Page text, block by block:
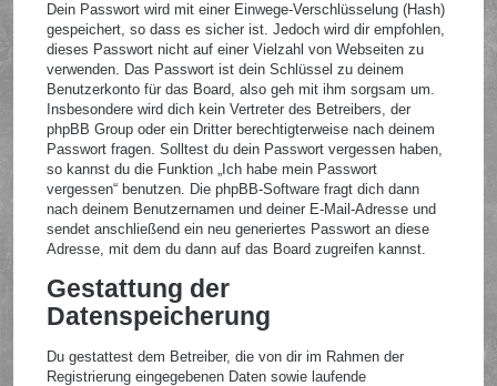
Dein Passwort wird mit einer Einwege-Verschlüsselung (Hash)
gespeichert, so dass es sicher ist. Jedoch wird dir empfohlen,
dieses Passwort nicht auf einer Vielzahl von Webseiten zu
verwenden. Das Passwort ist dein Schlüssel zu deinem
Benutzerkonto für das Board, also geh mit ihm sorgsam um.
Insbesondere wird dich kein Vertreter des Betreibers, der
phpBB Group oder ein Dritter berechtigterweise nach deinem
Passwort fragen. Solltest du dein Passwort vergessen haben,
so kannst du die Funktion „Ich habe mein Passwort
vergessen“ benutzen. Die phpBB-Software fragt dich dann
nach deinem Benutzernamen und deiner E-Mail-Adresse und
sendet anschließend ein neu generiertes Passwort an diese
Adresse, mit dem du dann auf das Board zugreifen kannst.
Gestattung der
Datenspeicherung
Du gestattest dem Betreiber, die von dir im Rahmen der
Registrierung eingegebenen Daten sowie laufende